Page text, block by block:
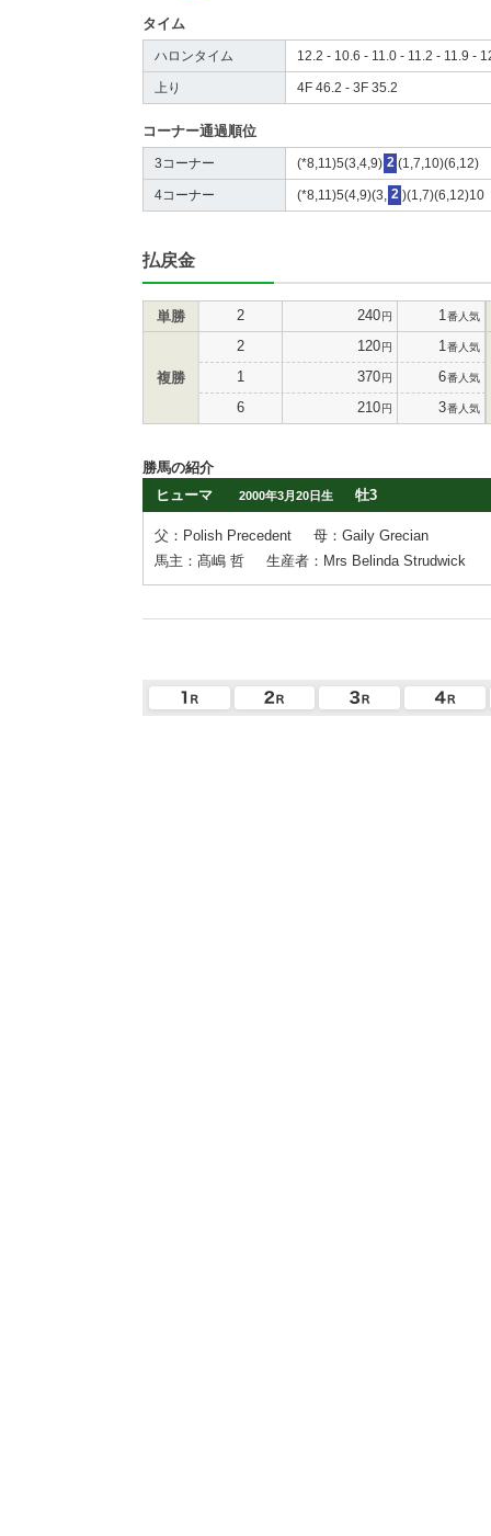
タイム
ハロンタイム 12.2 - 10.6 - 11.0 - 11.2 - 11.9 -
上り 4F 46.2 - 3F 35.2
コーナー通過順位
3コーナー (*8,11)5(3,4,9) 2 (1,7,10)(6,12)
4コーナー (*8,11)5(4,9)(3, 2 )(1,7)(6,12)10
払戻金
単勝 2 240円 1 番人気
複勝
2 120円 1 番人気
1 370円 6番人気
6 210円 3番人気
勝馬の紹介
ヒューマ
2000年3月20日生 牡3
父：Polish Precedent
母：Gaily Grecian
馬主：髙嶋 哲
生産者：Mrs Belinda Strudwick